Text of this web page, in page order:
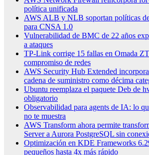
política unificada
AWS ALB y NLB soportan políticas
para CNSA 1.0
Vulnerabilidad de BMC de 22 años
a ataques
TP-Link corrige 15 fallas en Omada
compromiso de redes
AWS Security Hub Extended
cadena de suministro como décima
Ubuntu reemplaza el paquete Deb de
obligatorio
Observabilidad para agents de IA: lo
no te muestra
AWS Transform ahora permite
Server a Aurora PostgreSQL sin
Optimización en KDE Frameworks
pequeños hasta 4x más rápido